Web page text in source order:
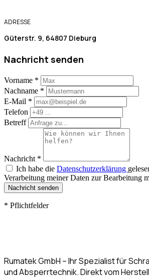
ADRESSE
Güterstr. 9, 64807 Dieburg
Nachricht senden
Vorname *
Nachname *
E-Mail *
Telefon
Betreff
Nachricht *
Ich habe die Datenschutzerklärung
Verarbeitung meiner Daten zur Bearbeitung
Nachricht senden
* Pflichtfelder
Rumatek GmbH – Ihr Spezialist für
und Absperrtechnik. Direkt vom